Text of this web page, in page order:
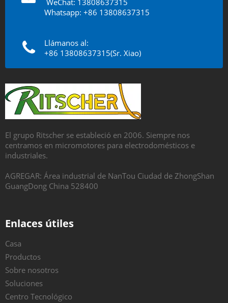
WeChat: 13808637315
Whatsapp: +86 13808637315
Llámanos al:
+86 13808637315(Sr. Xiao)
El grupo Ritscher se estableció en 2006. Siempre nos
centramos en micromotores para electrodomésticos e
industriales.
AGREGAR: Área industrial de NanTou Ciudad de ZhongShan
GuangDong China 528400
Enlaces útiles
Casa
Productos
Sobre nosotros
Soluciones
Centro Tecnológico